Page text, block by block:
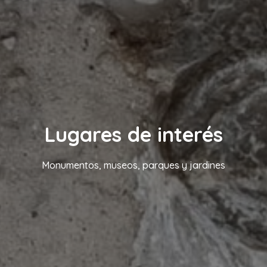
Lugares de interés
Monumentos, museos, parques y jardines